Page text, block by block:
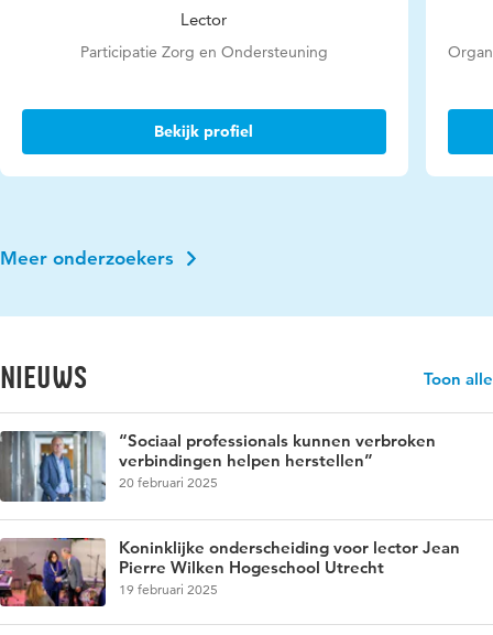
Lector
Participatie Zorg en Ondersteuning
Bekijk profiel
Meer onderzoekers
Nieuws Toon alle
“Sociaal professionals kunnen verbroken
verbindingen helpen herstellen”
20 februari 2025
Koninklijke onderscheiding voor lector Jean
Pierre Wilken Hogeschool Utrecht
19 februari 2025